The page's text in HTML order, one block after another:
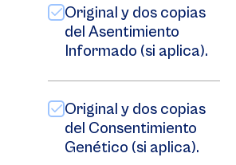
Original y dos copias
del Asentimiento
Informado (si aplica).
Original y dos copias
del Consentimiento
Genético (si aplica).